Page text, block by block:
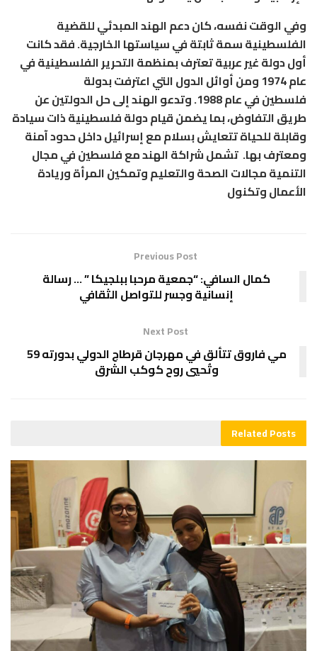
وفي الوقت نفسه، كان دعم الهند المبدئي للقضية
الفلسطينية سمة ثابتة في سياستها الخارجية. فقد كانت
أول دولة غير عربية تعترف بمنظمة التحرير الفلسطينية في
عام 1974 ومن أوائل الدول التي اعترفت بدولة
فلسطين في عام 1988. وتدعو الهند إلى حل الدولتين عن
طريق التفاوض، بما يضمن قيام دولة فلسطينية ذات سيادة
وقابلة للحياة تتعايش بسلام مع إسرائيل داخل حدود آمنة
ومعترف بها. تشمل شراكة الهند مع فلسطين في مجال
التنمية مجالات الصحة والتعليم وتمكين المرأة وريادة
الأعمال وتكنول
Previous Post
كمال السافي: “جمعية مرحبا ببلجيكا ” … رسالة
إنسانية وجسر للتواصل الثقافي
Next Post
مي فاروق تتألق في مهرجان قرطاج الدولي بدورته 59
وتُحيي روح كوكب الشرق
RelatedPosts